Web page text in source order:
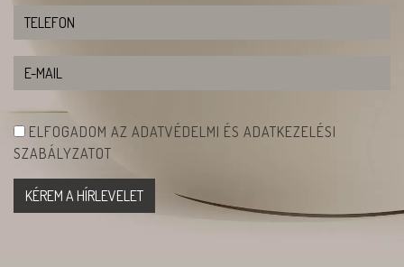
ELFOGADOM AZ ADATVÉDELMI ÉS ADATKEZELÉSI
SZABÁLYZATOT